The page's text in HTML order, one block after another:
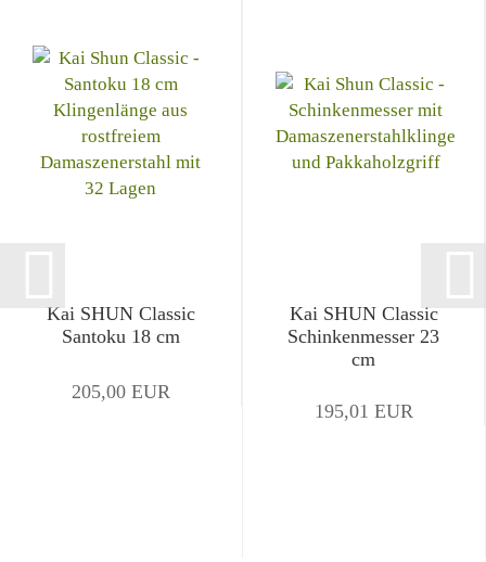
Kai SHUN Classic
Santoku 18 cm
205,00 EUR
Kai SHUN Classic
Schinkenmesser 23
cm
195,01 EUR